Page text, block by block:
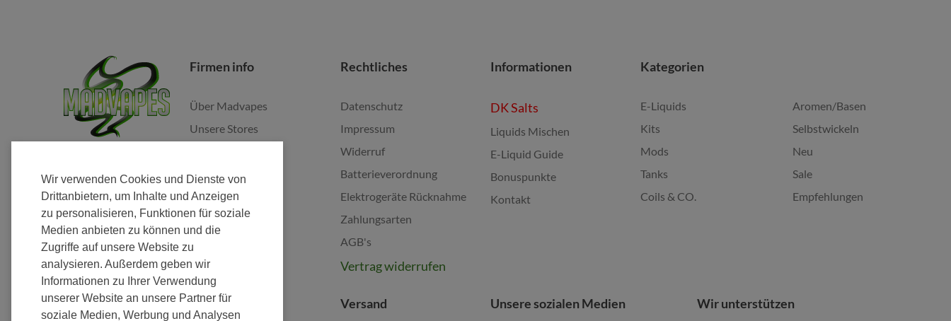
Wir verwenden Cookies und Dienste von
Drittanbietern, um Inhalte und Anzeigen
zu personalisieren, Funktionen für soziale
Medien anbieten zu können und die
Zugriffe auf unsere Website zu
analysieren. Außerdem geben wir
Informationen zu Ihrer Verwendung
unserer Website an unsere Partner für
soziale Medien, Werbung und Analysen
Firmen info
Über Madvapes
Unsere Stores
Franchise
Fulfillment
Nachhaltigkeit
Rechtliches
Datenschutz
Impressum
Widerruf
Batterieverordnung
Elektrogeräte Rücknahme
Zahlungsarten
AGB's
Vertrag widerrufen
Informationen
DK Salts
Liquids Mischen
E-Liquid Guide
Bonuspunkte
Kontakt
Kategorien
E-Liquids
Kits
Mods
Tanks
Coils & CO.
Aromen/Basen
Selbstwickeln
Neu
Sale
Empfehlungen
Zahlung Versand Unsere sozialen Medien Wir unterstützen